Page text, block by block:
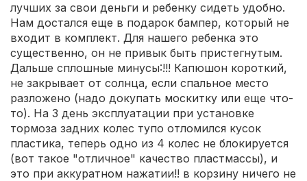
лучших за свои деньги и ребенку сидеть удобно.
Нам достался еще в подарок бампер, который не
входит в комплект. Для нашего ребенка это
существенно, он не привык быть пристегнутым.
Дальше сплошные минусы:!!! Капюшон короткий,
не закрывает от солнца, если спальное место
разложено (надо докупать москитку или еще что-
то). На 3 день эксплуатации при установке
тормоза задних колес тупо отломился кусок
пластика, теперь одно из 4 колес не блокируется
(вот такое "отличное" качество пластмассы), и
это при аккуратном нажатии!! в корзину ничего не